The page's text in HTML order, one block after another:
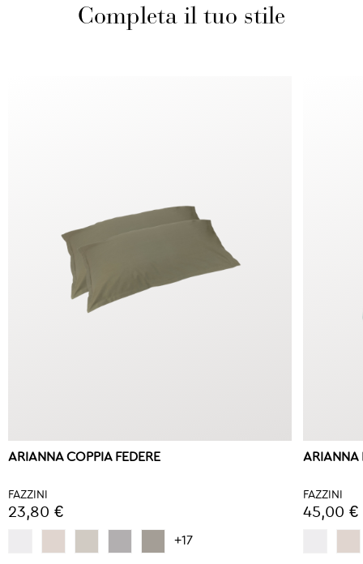
Completa il tuo stile
ARIANNA COPPIA FEDERE
FAZZINI
23,80 €
+17
ARIANNA
FAZZINI
45,00 €